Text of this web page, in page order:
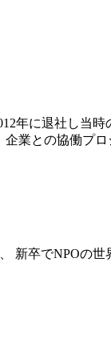
年に退社し当
業との協働プロ
卒でNPOの世